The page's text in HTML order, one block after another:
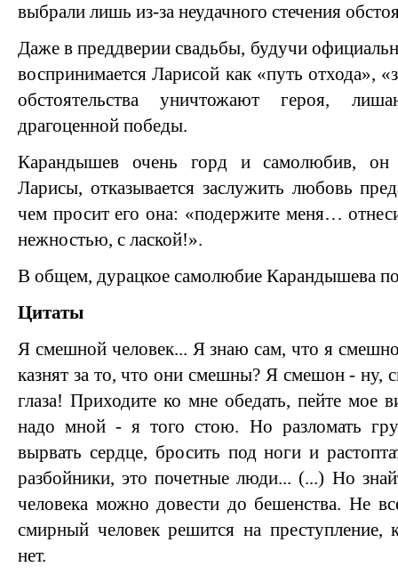
выбрали лишь из-за неудачного стечения
Даже в преддверии свадьбы, будучи
воспринимается Ларисой как «путь отхода»,
обстоятельства уничтожают героя,
драгоценной победы.
Карандышев очень горд и самолюбив, он
Ларисы, отказывается заслужить любовь
чем просит его она: «подержите меня…
нежностью, с лаской!».
В общем, дурацкое самолюбие Карандышева
Цитаты
Я смешной человек... Я знаю сам, что я
казнят за то, что они смешны? Я смешон - ну,
глаза! Приходите ко мне обедать, пейте мое
надо мной - я того стою. Но разломать
вырвать сердце, бросить под ноги и
разбойники, это почетные люди... (...) Но
человека можно довести до бешенства. Не
смирный человек решится на преступление,
нет.